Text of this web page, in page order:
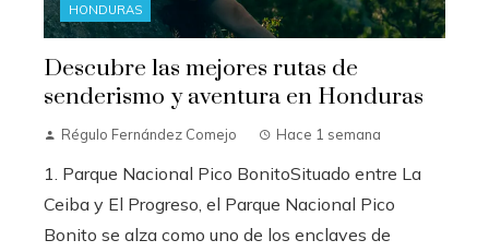
HONDURAS
Descubre las mejores rutas de
senderismo y aventura en Honduras
Régulo Fernández Comejo Hace 1 semana
1. Parque Nacional Pico BonitoSituado entre La
Ceiba y El Progreso, el Parque Nacional Pico
Bonito se alza como uno de los enclaves de